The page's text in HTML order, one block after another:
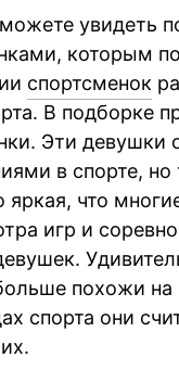
увидеть
которым
спортсменок
В подборке
Эти девушки
в спорте,
яркая, что
игр и
похожи на
спорта они